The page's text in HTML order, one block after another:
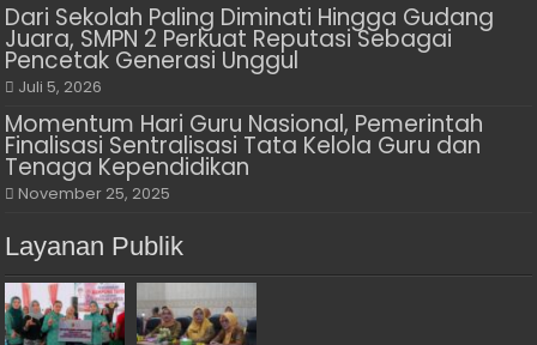
Dari Sekolah Paling Diminati Hingga Gudang
Juara, SMPN 2 Perkuat Reputasi Sebagai
Pencetak Generasi Unggul
Juli 5, 2026
Momentum Hari Guru Nasional, Pemerintah
Finalisasi Sentralisasi Tata Kelola Guru dan
Tenaga Kependidikan
November 25, 2025
Layanan Publik